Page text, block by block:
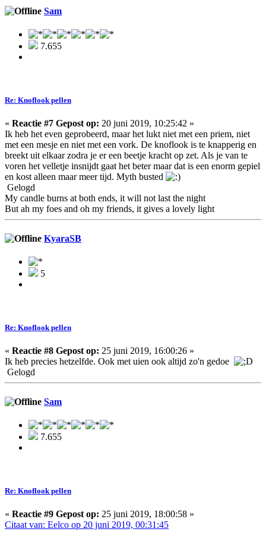
Sam
7.655
Re: Knoflook pellen
« Reactie #7 Gepost op: 20 juni 2019, 10:25:42 »
Ik heb het even geprobeerd, maar het lukt niet met een priem, niet
met een mesje en niet met een vork. De knoflook is te knapperig en
breekt uit elkaar zodra je er een beetje kracht op zet. Als je van te
voren het velletje insnijdt gaat het beter maar dat is een enorm gepiel
en kost alleen maar meer tijd. Myth busted
Gelogd
My candle burns at both ends, it will not last the night
But ah my foes and oh my friends, it gives a lovely light
KyaraSB
5
Re: Knoflook pellen
« Reactie #8 Gepost op: 25 juni 2019, 16:00:26 »
Ik heb precies hetzelfde. Ook met uien ook altijd zo'n gedoe
Gelogd
Sam
7.655
Re: Knoflook pellen
« Reactie #9 Gepost op: 25 juni 2019, 18:00:58 »
Citaat van: Eelco op 20 juni 2019, 00:31:45